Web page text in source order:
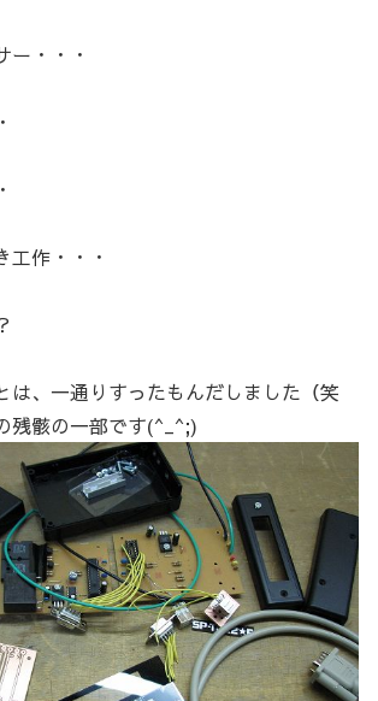
ー・・・
工作・・・
は、一通りすったもんだしました（笑
骸の一部です(^_^;)